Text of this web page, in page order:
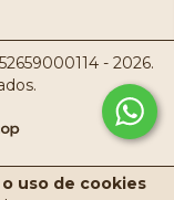
uso de cookies
- 2026.